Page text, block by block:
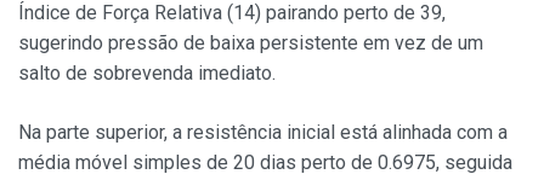
Índice de Força Relativa (14) pairando perto de 39,
sugerindo pressão de baixa persistente em vez de um
salto de sobrevenda imediato.
Na parte superior, a resistência inicial está alinhada com a
média móvel simples de 20 dias perto de 0.6975, seguida